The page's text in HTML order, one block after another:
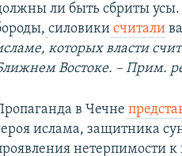
ли быть сбриты
силовики считали
которыхвласти
Востоке. – Прим.
в Чечне
ислама, защитника
нетерпимости